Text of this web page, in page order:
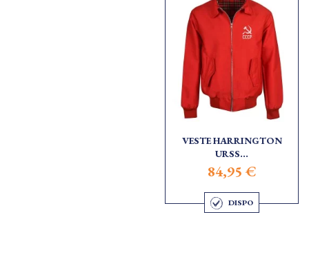
VESTE HARRINGTON
URSS...
84,95 €
DISPO